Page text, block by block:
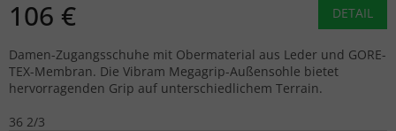
106 € DETAIL
Damen-Zugangsschuhe mit Obermaterial aus Leder und GORE-
TEX-Membran. Die Vibram Megagrip-Außensohle bietet
hervorragenden Grip auf unterschiedlichem Terrain.
36 2/3